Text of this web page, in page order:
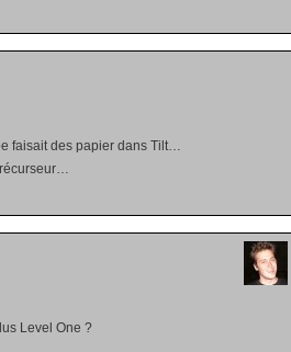
faisait des papier dans Tilt…
Level One ?